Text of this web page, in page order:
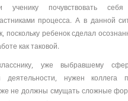
ученику почувствовать себя
процесса. А в данной
поскольку ребенок сделал
как таковой.
уже выбравшему
деятельности, нужен коллега
не должны смущать сложные